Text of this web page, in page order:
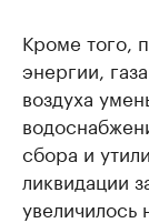
Кроме того,
энергии,
воздуха
сбора и
ликвидации
увеличилось